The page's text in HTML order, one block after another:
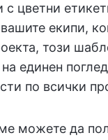
с цветни
екипи,
този
единен
по всички
можете да